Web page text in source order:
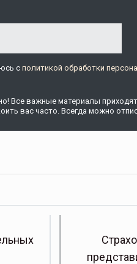
c политикой обработки
Все важные материалы
вас часто. Всегда можно
защитой
с историческими
но и зона
рынка в